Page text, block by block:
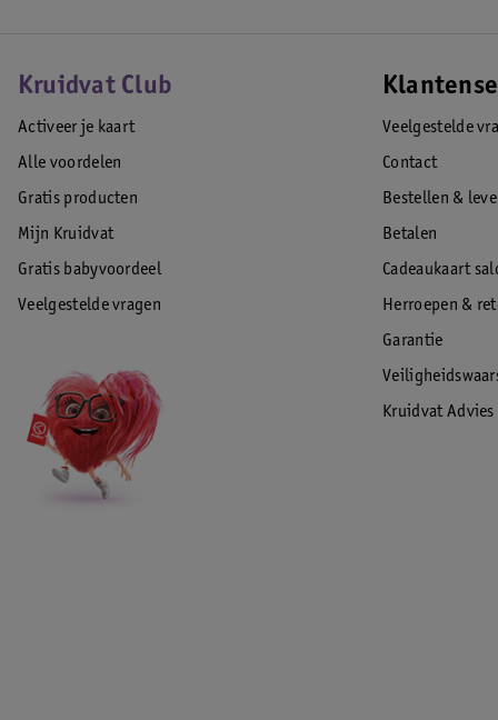
Kruidvat Club
Activeer je kaart
Alle voordelen
Gratis producten
Mijn Kruidvat
Gratis babyvoordeel
Veelgestelde vragen
Veelgestelde
Contact
Bestellen &
Betalen
Cadeaukaart
Herroepen &
Garantie
Kruidvat Advies